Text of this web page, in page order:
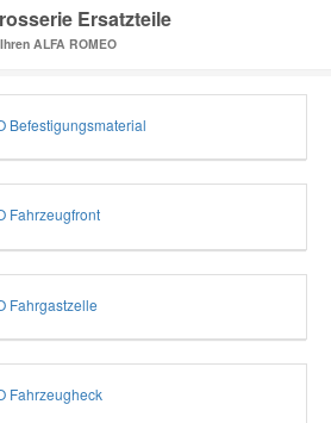
Ersatzteile
ALFA ROMEO
Befestigungsmaterial
Fahrzeugfront
Fahrgastzelle
Fahrzeugheck